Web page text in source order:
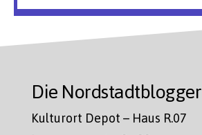
Die Nordstadtblogger
Kulturort Depot – Haus R.07